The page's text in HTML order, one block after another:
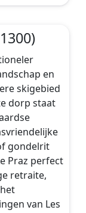
en
skigebied
dorp staat
gondelrit
Praz perfect
retraite,
van Les